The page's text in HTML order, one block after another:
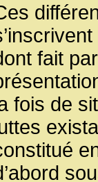
fait
fois de